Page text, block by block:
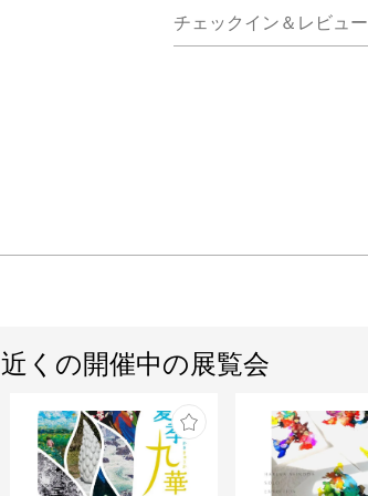
チェックイン＆レビュー
近くの開催中の展覧会